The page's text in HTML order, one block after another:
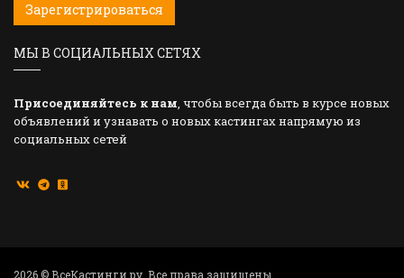
Зарегистрироваться
МЫ В СОЦИАЛЬНЫХ СЕТЯХ
Присоединяйтесь к нам, чтобы всегда быть в курсе новых
объявлений и узнавать о новых кастингах напрямую из
социальных сетей
2026 © ВсеКастинги.ру. Все права защищены